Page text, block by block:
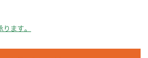
ます。